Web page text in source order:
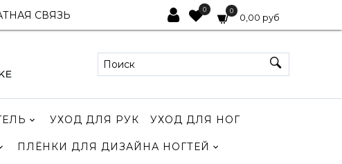
СВЯЗЬ 0 0
0,00 руб
УХОД ДЛЯ РУК УХОД ДЛЯ НОГ
ПЛЁНКИ ДЛЯ ДИЗАЙНА НОГТЕЙ